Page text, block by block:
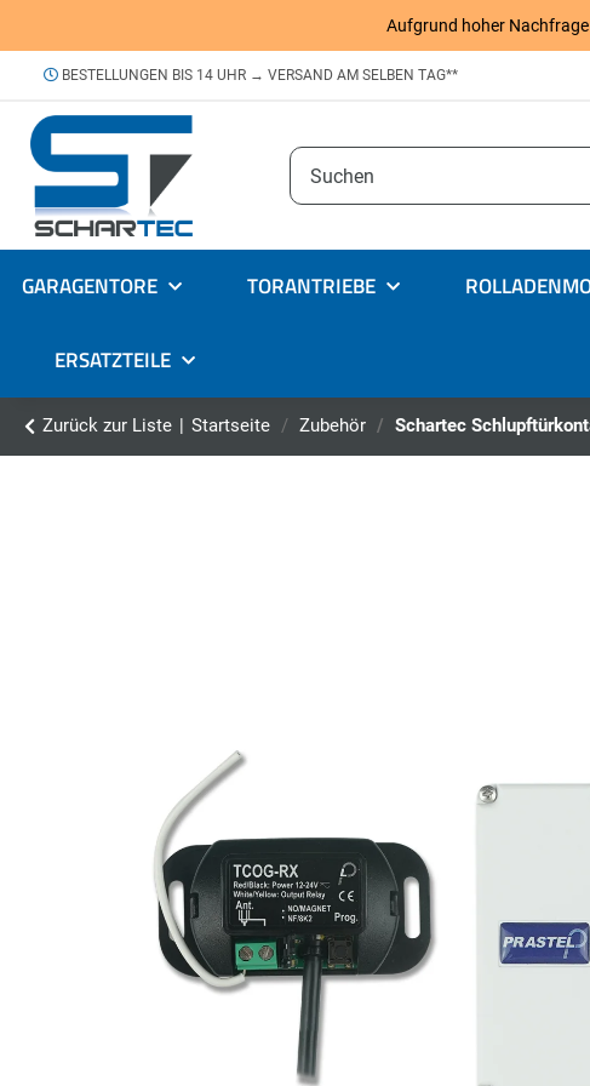
Aufgrund hoher
BESTELLUNGEN BIS 14 UHR → VERSAND AM SELBEN TAG**
GARAGENTORE TORANTRIEBE
ERSATZTEILE
Zurück zur Liste Startseite Zubehör Schartec